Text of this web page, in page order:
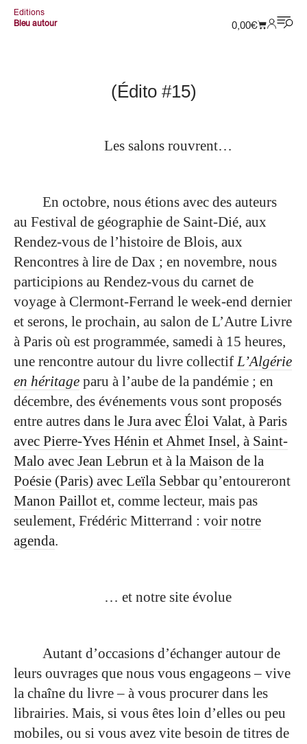
Editions
Bleu autour
0,00€
(Édito #15)
Les salons rouvrent…
En octobre, nous étions avec des auteurs
au Festival de géographie de Saint-Dié, aux
Rendez-vous de l’histoire de Blois, aux
Rencontres à lire de Dax ; en novembre, nous
participions au Rendez-vous du carnet de
voyage à Clermont-Ferrand le week-end dernier
et serons, le prochain, au salon de L’Autre Livre
à Paris où est programmée, samedi à 15 heures,
une rencontre autour du livre collectifL’Algérie
en héritage paru à l’aube de la pandémie ; en
décembre, des événements vous sont proposés
entre autres dans le Jura avec Éloi Valat, à Paris
avec Pierre-Yves Hénin et Ahmet Insel, à Saint-
Malo avec Jean Lebrun et à la Maison de la
Poésie (Paris) avec Leïla Sebbar qu’entoureront
Manon Paillot et, comme lecteur, mais pas
seulement, Frédéric Mitterrand : voir notre
agenda.
… et notre site évolue
Autant d’occasions d’échanger autour de
leurs ouvrages que nous vous engageons – vive
la chaîne du livre – à vous procurer dans les
librairies. Mais, si vous êtes loin d’elles ou peu
mobiles, ou si vous avez vite besoin de titres de